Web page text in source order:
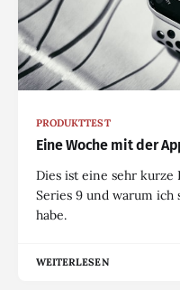
PRODUKTTEST
Eine Woche mit der
Dies ist eine sehr kurze
Series 9 und warum ich
habe.
WEITERLESEN